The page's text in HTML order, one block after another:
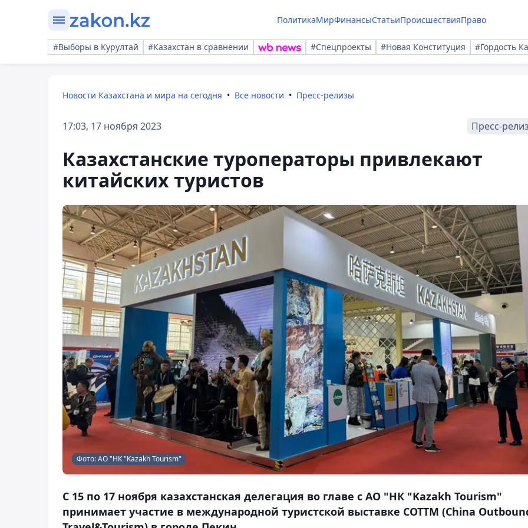
ПолитикаМирФинансыСтатьиПроисшествияПраво
#Выборы в Курултай #Казахстан в сравнении #Спецпроекты #Новая Конституция #Гордость
Новости Казахстана и мира на сегодня Все новости Пресс-релизы
17:03, 17 ноября 2023 Пресс-
Казахстанские туроператоры привлекают
китайских туристов
Фото: АО "НК "Kazakh Tourism"
С 15 по 17 ноября казахстанская делегация во главе с АО "НК "Kazakh Tourism"
принимает участие в международной туристской выставке COTTM (China